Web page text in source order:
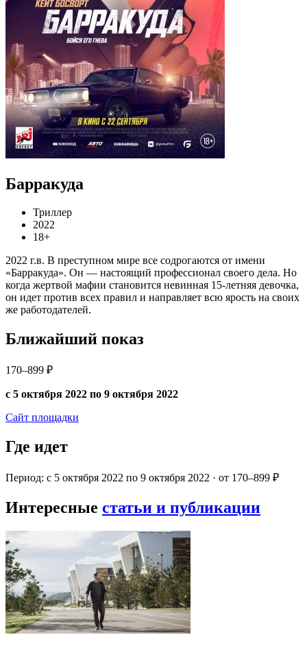
Барракуда
Триллер
2022
18+
2022 г.в. В преступном мире все содрогаются от имени
«Барракуда». Он — настоящий профессионал своего дела. Но
когда жертвой мафии становится невинная 15-летняя девочка,
он идет против всех правил и направляет всю ярость на своих
же работодателей.
Ближайший показ
170–899 ₽
с 5 октября 2022 по 9 октября 2022
Сайт площадки
Где идет
Период: с 5 октября 2022 по 9 октября 2022 · от 170–899 ₽
Интересные статьи и публикации